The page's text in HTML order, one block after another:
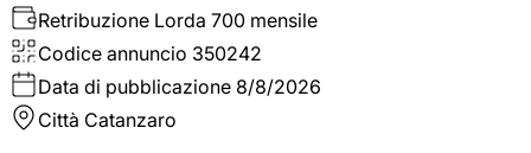
Retribuzione Lorda 700 mensile
Codice annuncio 350242
Data di pubblicazione 8/8/2026
Città Catanzaro